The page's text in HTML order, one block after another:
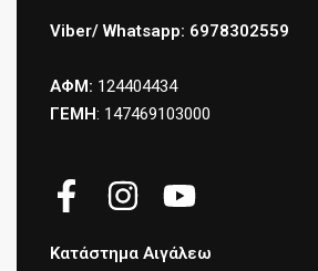
Viber/ Whatsapp: 6978302559
ΑΦΜ: 124404434
ΓΕΜΗ: 147469103000
Κατάστημα Αιγάλεω